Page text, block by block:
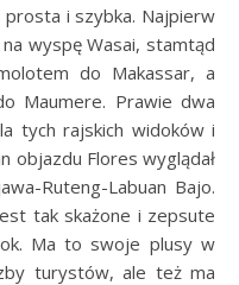
i szybka. Najpierw
wyspę Wasai, stamtąd
do Makassar, a
Maumere. Prawie dwa
tych rajskich widoków i
objazdu Flores wyglądał
Ruteng-Labuan Bajo.
tak skażone i zepsute
Ma to swoje plusy w
turystów, ale też ma